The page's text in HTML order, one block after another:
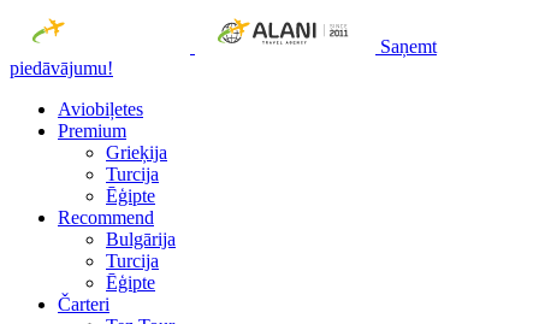
Saņemt
piedāvājumu!
Aviobiļetes
Premium
Grieķija
Turcija
Ēģipte
Recommend
Bulgārija
Turcija
Ēģipte
Čarteri